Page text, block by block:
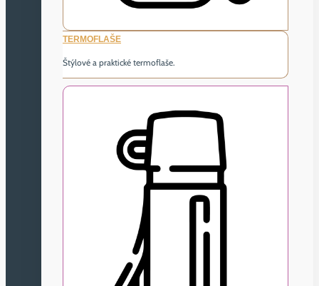
TERMOFLAŠE
Štýlové a praktické termoflaše.